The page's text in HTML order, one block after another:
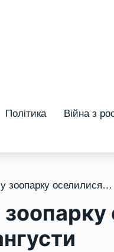
Політика Війна з
/ У Рівненському зоопарку оселилися африканські мангусти